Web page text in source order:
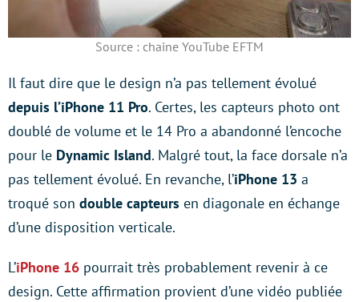
Source : chaine YouTube EFTM
Il faut dire que le design n’a pas tellement évolué
depuis l’iPhone 11 Pro. Certes, les capteurs photo ont
doublé de volume et le 14 Pro a abandonné l’encoche
pour le Dynamic Island. Malgré tout, la face dorsale n’a
pas tellement évolué. En revanche, l’iPhone 13 a
troqué son double capteurs en diagonale en échange
d’une disposition verticale.
L’iPhone 16 pourrait très probablement revenir à ce
design. Cette affirmation provient d’une vidéo publiée